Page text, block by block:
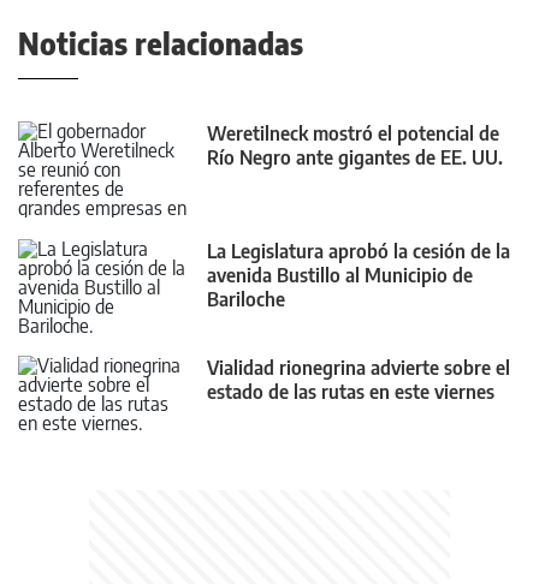
Noticias relacionadas
Weretilneck mostró el potencial de
Río Negro ante gigantes de EE. UU.
La Legislatura aprobó la cesión de la
avenida Bustillo al Municipio de
Bariloche
Vialidad rionegrina advierte sobre el
estado de las rutas en este viernes